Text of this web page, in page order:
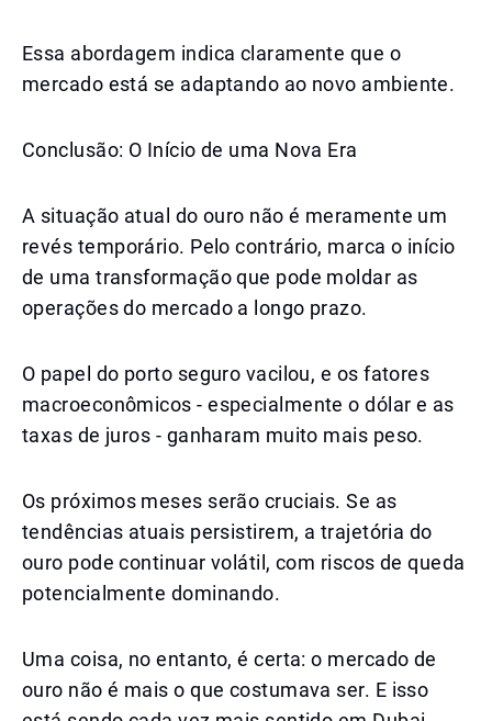
Essa abordagem indica claramente que o
mercado está se adaptando ao novo ambiente.
Conclusão: O Início de uma Nova Era
A situação atual do ouro não é meramente um
revés temporário. Pelo contrário, marca o início
de uma transformação que pode moldar as
operações do mercado a longo prazo.
O papel do porto seguro vacilou, e os fatores
macroeconômicos - especialmente o dólar e as
taxas de juros - ganharam muito mais peso.
Os próximos meses serão cruciais. Se as
tendências atuais persistirem, a trajetória do
ouro pode continuar volátil, com riscos de queda
potencialmente dominando.
Uma coisa, no entanto, é certa: o mercado de
ouro não é mais o que costumava ser. E isso